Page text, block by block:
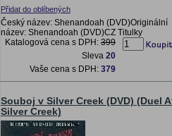
Přidat do oblíbených
Český název: Shenandoah (DVD)Originální
název: Shenandoah (DVD)CZ Titulky
Katalogová cena s DPH: 399
Sleva 20
Vaše cena s DPH: 379
Souboj v Silver Creek (DVD) (Duel
Silver Creek)